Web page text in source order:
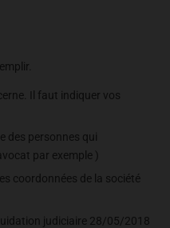
Il faut indiquer vos
des personnes qui
par exemple )
coordonnées de la société
judiciaire 28/05/2018